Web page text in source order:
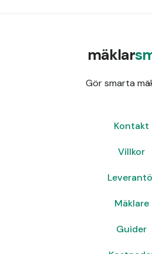
mäklar
Gör smarta
Kontakt
Villkor
Mäklare
Guider